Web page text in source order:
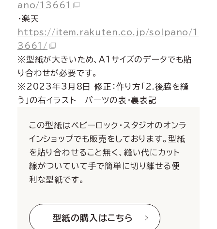
ano/13661
・楽天
https://item.rakuten.co.jp/solpano/1
3661/
※型紙が大きいため、A1サイズのデータでも貼
り合わせが必要です。
※2023年3月8日 修正：作り方「2.後脇を縫
う」の右イラスト パーツの表・裏表記
この型紙はベビーロック・スタジオのオンラ
インショップでも販売をしております。型紙
を貼り合わせること無く、縫い代にカット
線がついていて手で簡単に切り離せる便
利な型紙です。
型紙の購入はこちら